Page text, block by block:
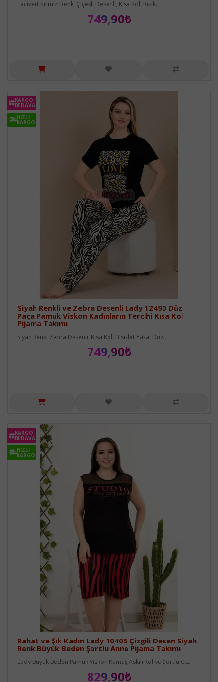
Lacivert Kırmızı Renk, Çiçekli Desenli, Kısa Kol, Bisik..
749,90₺
KARGO
BEDAVA
HIZLI
KARGO
Siyah Renkli ve Zebra Desenli Lady 12490 Düz
Paça Pamuk Viskon Kadınların Tercihi Kısa Kol
Pijama Takımı
Siyah Renk, Zebra Desenli, Kısa Kol, Bisiklet Yaka, Düz..
749,90₺
KARGO
BEDAVA
HIZLI
KARGO
Rahat ve Şık Kadın Lady 10405 Çizgili Desen Siyah
Renk Büyük Beden Şortlu Anne Pijama Takımı
Lady Büyük Beden Pamuk Viskon Kumaş Askılı Kol ve Şortlu Çiz..
829,90₺